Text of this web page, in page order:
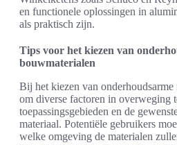
en functionele oplossingen in
als praktisch zijn.
Tips voor het kiezen van
bouwmaterialen
Bij het kiezen van onderhoudsarme
om diverse factoren in overweging
toepassingsgebieden en de
materiaal. Potentiële gebruikers
welke omgeving de materialen